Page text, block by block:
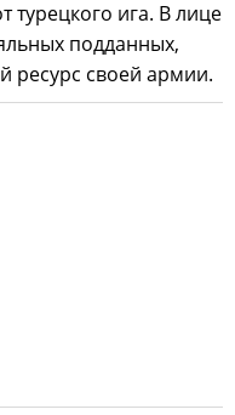
турецкого ига. В лице
подданных,
своей армии.